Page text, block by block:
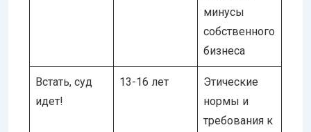
минусы
собственного
бизнеса
Встать, суд
идет!
13-16 лет
Этические
нормы и
требования к